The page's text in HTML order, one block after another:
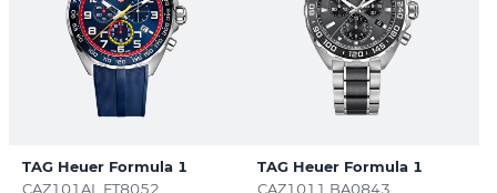
TAG Heuer Formula 1
CAZ101AL.FT8052
TAG Heuer Formula 1
CAZ1011.BA0843